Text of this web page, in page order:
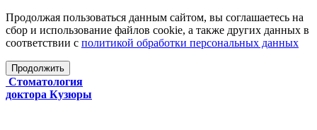
Продолжая пользоваться данным сайтом, вы соглашаетесь на
сбор и использование файлов cookie, а также других данных в
соответствии с политикой обработки персональных данных
Продолжить
Стоматология
доктора Кузюры